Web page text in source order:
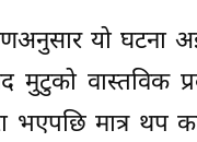
यो
मुटुको वास्तविक
मात्र थप